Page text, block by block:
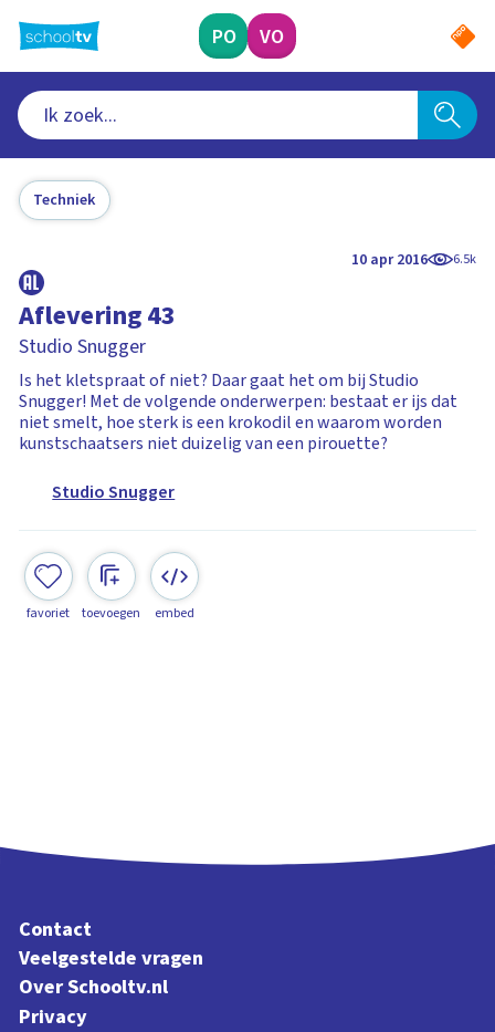
naar
hoofdinhoud
PO VO
Techniek
10 apr 2016 6.5k
Aflevering 43
Studio Snugger
Is het kletspraat of niet? Daar gaat het om bij Studio
Snugger! Met de volgende onderwerpen: bestaat er ijs dat
niet smelt, hoe sterk is een krokodil en waarom worden
kunstschaatsers niet duizelig van een pirouette?
Studio Snugger
favoriet toevoegen embed
Contact
Veelgestelde vragen
Over Schooltv.nl
Privacy